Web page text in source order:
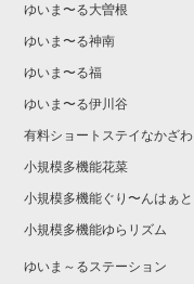
ゆいま〜る大曽根
ゆいま〜る神南
ゆいま〜る福
ゆいま〜る伊川谷
有料ショートステイなかざわ
小規模多機能花菜
小規模多機能ぐり〜んはぁと
小規模多機能ゆらリズム
ゆいま～るステーション